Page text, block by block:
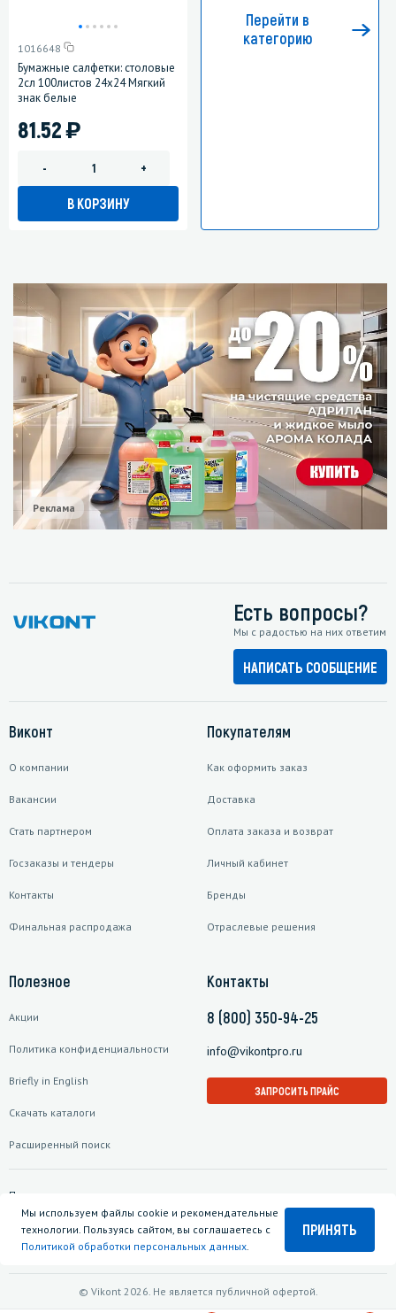
1016648
Бумажные салфетки: столовые
2сл 100листов 24х24 Мягкий
знак белые
81.52)
- +
В КОРЗИНУ
Перейти в
категорию
Реклама
Есть вопросы?
Мы с радостью на них ответим
НАПИСАТЬ СООБЩЕНИЕ
Виконт
О компании
Вакансии
Стать партнером
Госзаказы и тендеры
Контакты
Финальная распродажа
Покупателям
Как оформить заказ
Доставка
Оплата заказа и возврат
Личный кабинет
Бренды
Отраслевые решения
Полезное
Акции
Политика конфиденциальности
Briefly in English
Скачать каталоги
Расширенный поиск
Контакты
8 (800) 350-94-25
info@vikontpro.ru
ЗАПРОСИТЬ ПРАЙС
© Vikont 2026. Не является публичной офертой.
Подписаться на рассылку
Мы используем файлы cookie и рекомендательные
технологии. Пользуясь сайтом, вы соглашаетесь с
Политикой обработки персональных данных.
ПРИНЯТЬ